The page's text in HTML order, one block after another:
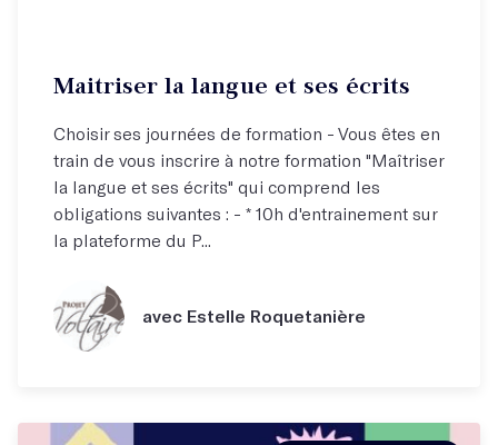
Maitriser la langue et ses écrits
Choisir ses journées de formation - Vous êtes en
train de vous inscrire à notre formation "Maîtriser
la langue et ses écrits" qui comprend les
obligations suivantes : - * 10h d'entrainement sur
la plateforme du P...
avec Estelle Roquetanière